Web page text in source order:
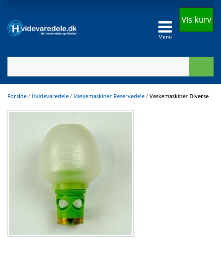
Menu
Vis kurv
Forside / Hvidevaredele / Vaskemaskiner Reservedele / Vaskemaskiner Diverse